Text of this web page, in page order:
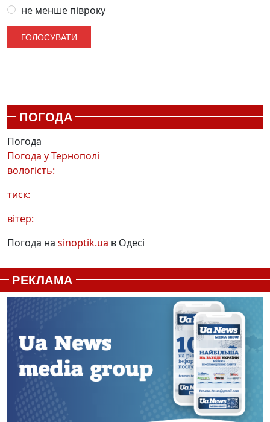
не менше півроку
ПОГОДА
Погода
Погода уТернополі
вологість:
тиск:
вітер:
Погода на sinoptik.ua в Одесі
РЕКЛАМА